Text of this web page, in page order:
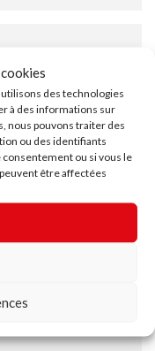
des technologies
à des informations sur
nous pouvons traiter des
ou des identifiants
consentement ou si vous le
être affectées